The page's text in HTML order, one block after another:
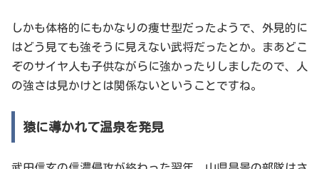
しかも体格的にもかなりの痩せ型だったようで、外見的に
はどう見ても強そうに見えない武将だったとか。まあどこ
ぞのサイヤ人も子供ながらに強かったりしましたので、人
の強さは見かけとは関係ないということですね。
猿に導かれて温泉を発見